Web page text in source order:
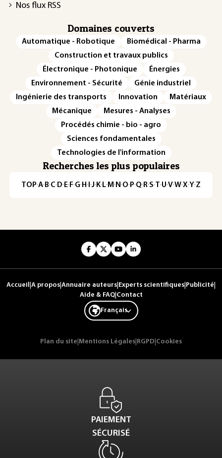
Nos flux RSS
Domaines couverts
Automatique - Robotique
Biomédical - Pharma
Construction et travaux publics
Électronique - Photonique
Énergies
Environnement - Sécurité
Génie industriel
Ingénierie des transports
Innovation
Matériaux
Mécanique
Mesures - Analyses
Procédés chimie - bio - agro
Sciences fondamentales
Technologies de l'information
Recherches les plus populaires
TOP·A·B·C· D· E· F·G· H · ·J· K· L· M · N ·O· P·Q· R·S·T·U·V·W·X·Y·Z
Accueil A propos Annuaire auteurs Experts scientifiques Publicité
Aide & FAQ| Contact
Français
Plan du site Mentions Légales RGPD Cookies
PAIEMENT
SÉCURISÉ